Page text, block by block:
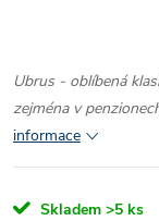
Ubrus - oblíbená
zejména v
informace
Skladem >5 ks